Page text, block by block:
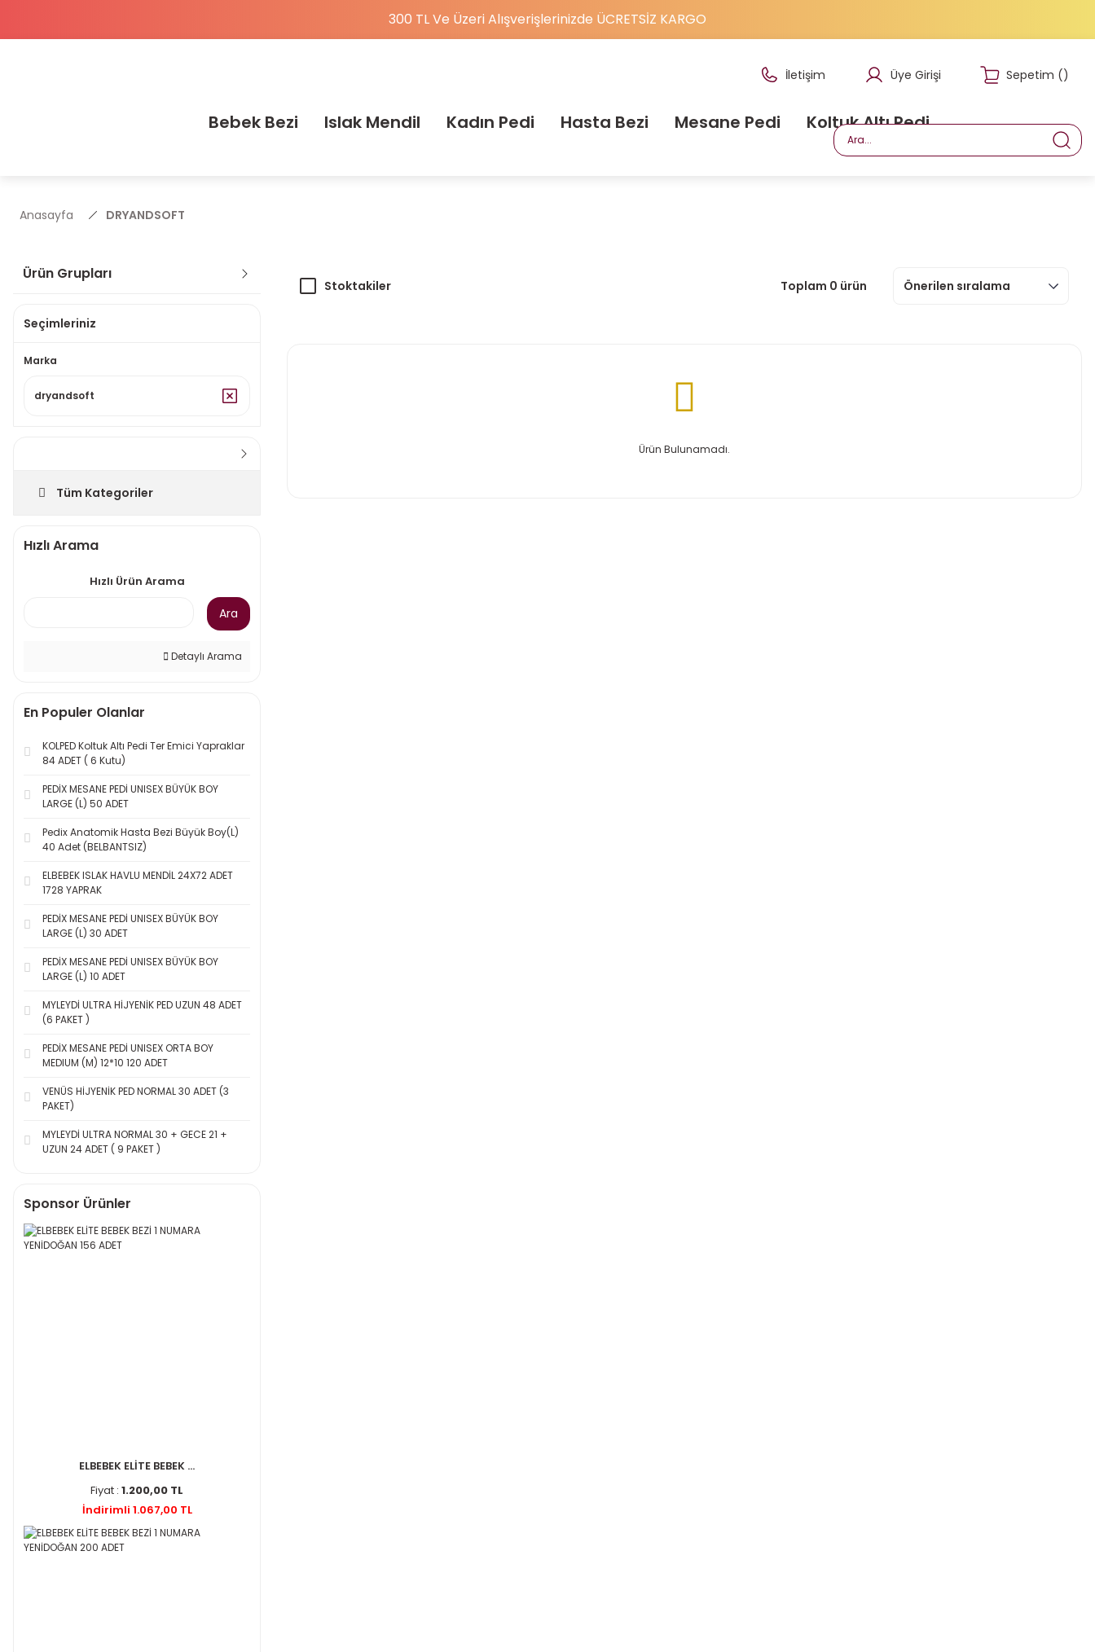
300 TL Ve Üzeri Alışverişlerinizde ÜCRETSİZ KARGO
İletişim Üye Girişi Sepetim ()
Bebek Bezi Islak Mendil Kadın Pedi Hasta Bezi Mesane Pedi Koltuk Altı Pedi
Anasayfa DRYANDSOFT
Ürün Grupları
Seçimleriniz
Marka
dryandsoft
Tüm Kategoriler
Hızlı Arama
Hızlı Ürün Arama
Ara
Detaylı Arama
En Populer Olanlar
KOLPED Koltuk Altı Pedi Ter Emici Yapraklar
84 ADET ( 6 Kutu)
PEDİX MESANE PEDİ UNISEX BÜYÜK BOY
LARGE (L) 50 ADET
Pedix Anatomik Hasta Bezi Büyük Boy(L)
40 Adet (BELBANTSIZ)
ELBEBEK ISLAK HAVLU MENDİL 24X72 ADET
1728 YAPRAK
PEDİX MESANE PEDİ UNISEX BÜYÜK BOY
LARGE (L) 30 ADET
PEDİX MESANE PEDİ UNISEX BÜYÜK BOY
LARGE (L) 10 ADET
MYLEYDİ ULTRA HİJYENİK PED UZUN 48 ADET
(6 PAKET )
PEDİX MESANE PEDİ UNISEX ORTA BOY
MEDIUM (M) 12*10 120 ADET
VENÜS HİJYENİK PED NORMAL 30 ADET (3
PAKET)
MYLEYDİ ULTRA NORMAL 30 + GECE 21 +
UZUN 24 ADET ( 9 PAKET )
Sponsor Ürünler
ELBEBEK ELİTE BEBEK ...
Fiyat : 1.200,00 TL
İndirimli 1.067,00 TL
Stoktakiler Toplam 0 ürün
Ürün Bulunamadı.